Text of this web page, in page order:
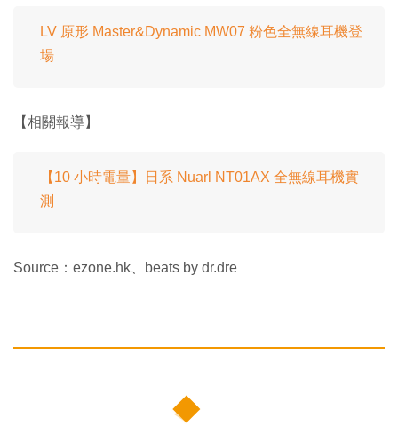
LV 原形 Master&Dynamic MW07 粉色全無線耳機登
場
【相關報導】
【10 小時電量】日系 Nuarl NT01AX 全無線耳機實
測
Source：ezone.hk、beats by dr.dre